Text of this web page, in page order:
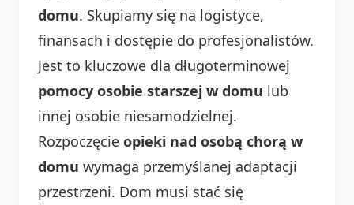
domu. Skupiamy się na logistyce,
finansach i dostępie do profesjonalistów.
Jest to kluczowe dla długoterminowej
pomocy osobie starszej w domu lub
innej osobie niesamodzielnej.
Rozpoczęcie opieki nad osobą chorą w
domu wymaga przemyślanej adaptacji
przestrzeni. Dom musi stać się